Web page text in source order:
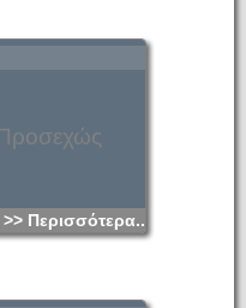
>> Περισσότερα...